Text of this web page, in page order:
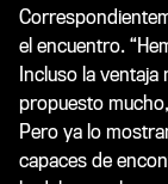
el encuentro.
Incluso la
propuesto
Pero ya lo
capaces de